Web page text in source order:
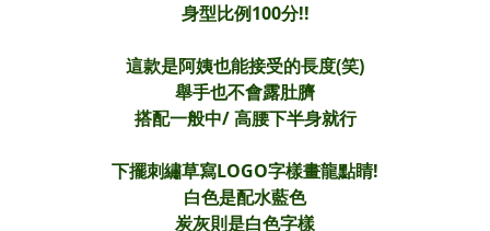
身型比例100分!!
這款是阿姨也能接受的長度(笑)
舉手也不會露肚臍
搭配一般中/ 高腰下半身就行
下擺刺繡草寫LOGO字樣畫龍點睛!
白色是配水藍色
炭灰則是白色字樣